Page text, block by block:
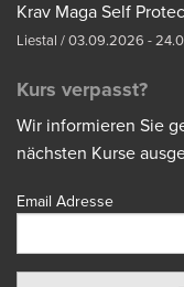
Krav Maga Self
Liestal / 03.09.2026 -
Kurs verpasst?
Wir informieren Sie
nächsten Kurse
Email Adresse